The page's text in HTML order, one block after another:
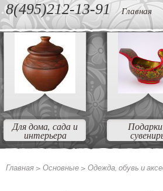
8(495)212-13-91 Главная
Для дома, сада и
интерьера
Главная > Основные > Одежда, обувь и